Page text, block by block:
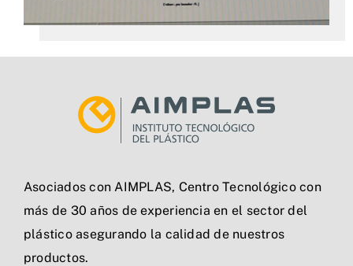
Asociados con AIMPLAS, Centro Tecnológico con
más de 30 años de experiencia en el sector del
plástico asegurando la calidad de nuestros
productos.